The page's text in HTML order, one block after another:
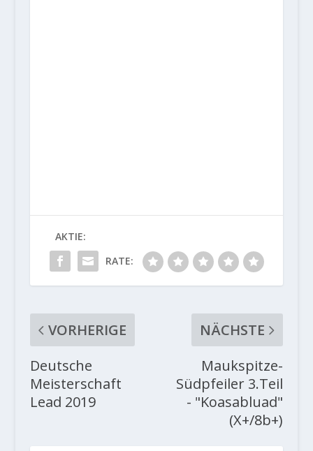
AKTIE:
RATE:
VORHERIGE
Deutsche
Meisterschaft
Lead 2019
NÄCHSTE
Maukspitze-
Südpfeiler 3.Teil
- "Koasabluad"
(X+/8b+)